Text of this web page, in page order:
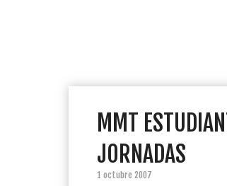
MMT
JORNADAS
1 octubre 2007